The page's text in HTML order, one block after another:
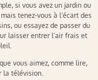
si vous avez un jardin ou
tenez-vous à l’écart des
ou essayez de passer du
laisser entrer l’air frais et
vous aimez, comme lire,
la télévision.